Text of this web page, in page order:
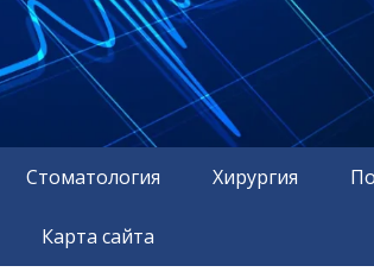
Стоматология Хирургия
Карта сайта